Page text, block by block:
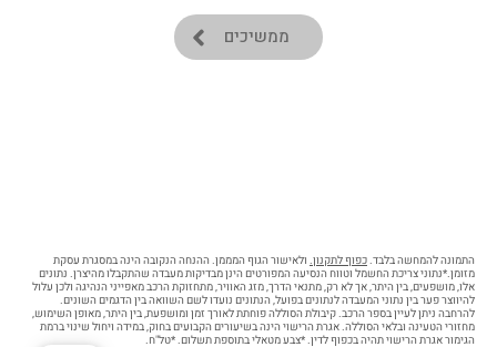
ממשיכים
התמונה להמחשה בלבד.כפוף לתקנון. ולאישור הגוף המממן. ההנחה הנקובה הינה במסגרת עסקת
מזומן.*נתוני צריכת החשמל וטווח הנסיעה המפורטים הינן מבדיקות מעבדה שהתקבלו מהיצרן. נתונים
אלו, מושפעים, בין היתר, אך לא רק, מתנאי הדרך, מזג האוויר, מתחזוקת הרכב מאפייני הנהיגה ולכן עלול
להיווצר פער בין נתוני המעבדה לנתונים בפועל, הנתונים נועדו לשם השוואה בין הדגמים השונים.
להרחבה ניתן לעיין בספר הרכב. קיבולת הסוללה פוחתת לאורך זמן ומושפעת, בין היתר, מאופן השימוש,
מחזורי הטעינה ובלאי הסוללה. אגרת הרישוי הינה בשיעורים הקבועים בחוק, במידה ויחול שינוי ברמת
הגימור אגרת הרישוי תהיה בכפוף לדין. *צבע מטאלי בתוספת תשלום. *טל"ח.